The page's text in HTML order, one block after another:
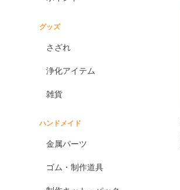
グッズ
さざれ
浄化アイテム
雑貨
ハンドメイド
金属パーツ
ゴム・制作道具